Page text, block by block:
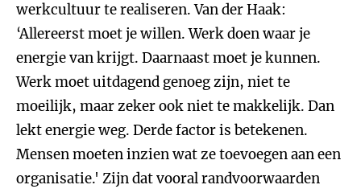
werkcultuur te realiseren. Van der Haak:
‘Allereerst moet je willen. Werk doen waar je
energie van krijgt. Daarnaast moet je kunnen.
Werk moet uitdagend genoeg zijn, niet te
moeilijk, maar zeker ook niet te makkelijk. Dan
lekt energie weg. Derde factor is betekenen.
Mensen moeten inzien wat ze toevoegen aan een
organisatie.' Zijn dat vooral randvoorwaarden